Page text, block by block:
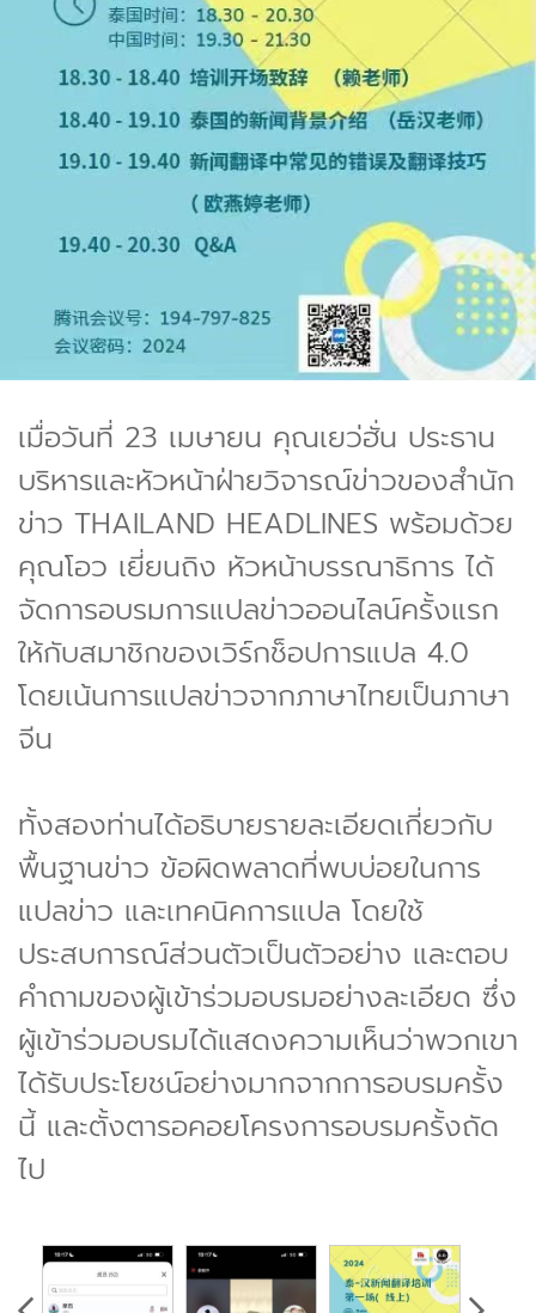
เมื่อวันที่ 23 เมษายน คุณเยว่ฮั่น ประธาน
บริหารและหัวหน้าฝ่ายวิจารณ์ข่าวของสำนัก
ข่าว THAILAND HEADLINES พร้อมด้วย
คุณโอว เยี่ยนถิง หัวหน้าบรรณาธิการ ได้
จัดการอบรมการแปลข่าวออนไลน์ครั้งแรก
ให้กับสมาชิกของเวิร์กช็อปการแปล 4.0
โดยเน้นการแปลข่าวจากภาษาไทยเป็นภาษา
จีน
ทั้งสองท่านได้อธิบายรายละเอียดเกี่ยวกับ
พื้นฐานข่าว ข้อผิดพลาดที่พบบ่อยในการ
แปลข่าว และเทคนิคการแปล โดยใช้
ประสบการณ์ส่วนตัวเป็นตัวอย่าง และตอบ
คำถามของผู้เข้าร่วมอบรมอย่างละเอียด ซึ่ง
ผู้เข้าร่วมอบรมได้แสดงความเห็นว่าพวกเขา
ได้รับประโยชน์อย่างมากจากการอบรมครั้ง
นี้ และตั้งตารอคอยโครงการอบรมครั้งถัด
ไป